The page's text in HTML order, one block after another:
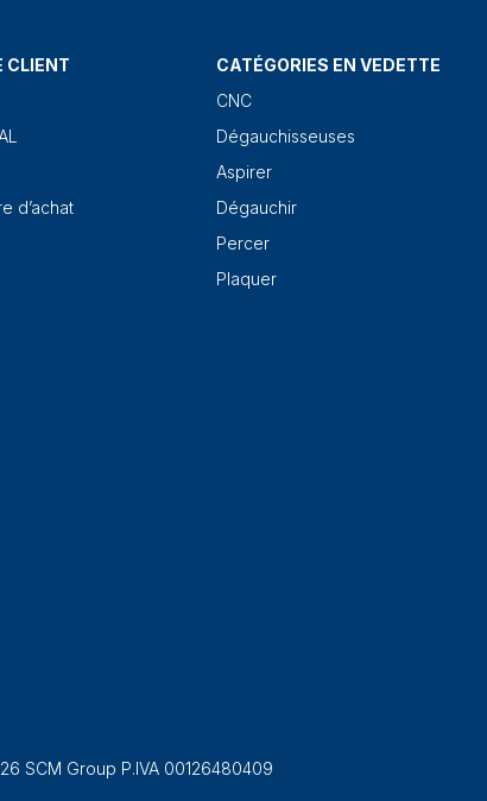
CLIENT
d’achat
CATÉGORIES EN VEDETTE
CNC
Dégauchisseuses
Aspirer
Dégauchir
Percer
Plaquer
SCM Group P.IVA 00126480409